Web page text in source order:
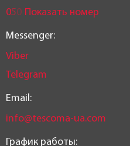
050 Показать номер
Messenger:
Viber
Telegram
Email:
info@tescoma-ua.com
График работы: